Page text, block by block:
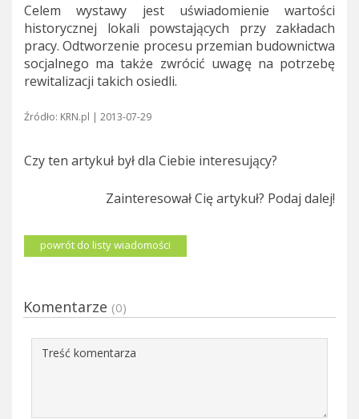
Celem wystawy jest uświadomienie wartości
historycznej lokali powstających przy zakładach
pracy. Odtworzenie procesu przemian budownictwa
socjalnego ma także zwrócić uwagę na potrzebę
rewitalizacji takich osiedli.
Źródło: KRN.pl | 2013-07-29
Czy ten artykuł był dla Ciebie interesujący?
Zainteresował Cię artykuł? Podaj dalej!
powrót do listy wiadomości
Komentarze (0)